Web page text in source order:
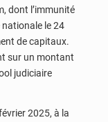
dont l’immunité
nationale le 24
de capitaux.
sur un montant
judiciaire
2025, à la